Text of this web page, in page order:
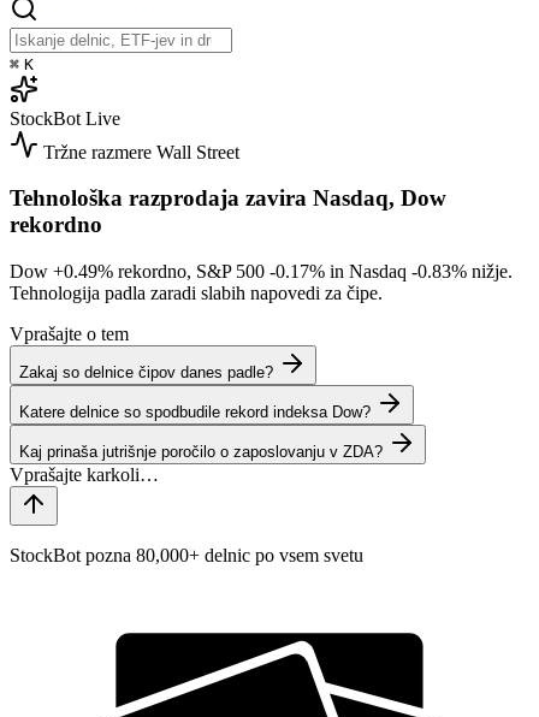
⌘ K
StockBot Live
Tržne razmere Wall Street
Tehnološka razprodaja zavira Nasdaq, Dow
rekordno
Dow +0.49% rekordno, S&P 500 -0.17% in Nasdaq -0.83% nižje.
Tehnologija padla zaradi slabih napovedi za čipe.
Vprašajte o tem
Zakaj so delnice čipov danes padle?
Katere delnice so spodbudile rekord indeksa Dow?
Kaj prinaša jutrišnje poročilo o zaposlovanju v ZDA?
StockBot pozna 80,000+ delnic po vsem svetu